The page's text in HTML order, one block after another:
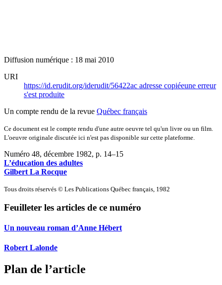
Diffusion numérique : 18 mai 2010
URI
https://id.erudit.org/iderudit/56422ac adresse copiéeune erreur
s'est produite
Un compte rendu de la revue Québec français
Ce document est le compte rendu d'une autre oeuvre tel qu'un livre ou un film.
L'oeuvre originale discutée ici n'est pas disponible sur cette plateforme.
Numéro 48, décembre 1982, p. 14–15
L’éducation des adultes
Gilbert La Rocque
Tous droits réservés © Les Publications Québec français, 1982
Feuilleter les articles de ce numéro
Un nouveau roman d’Anne Hébert
Robert Lalonde
Plan de l’article